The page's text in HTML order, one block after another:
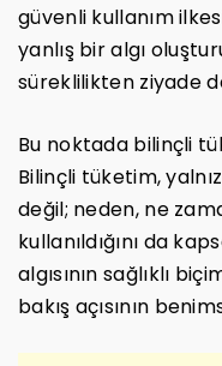
güvenli kullanım
yanlış bir algı
süreklilikten ziyade
Bu noktada bilinçli
Bilinçli tüketim,
değil; neden, ne
kullanıldığını da
algısının sağlıklı
bakış açısının